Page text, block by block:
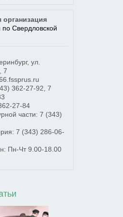
Свердловской
, ул.
7
362-27-92 7
27-84
части: 7 (343)
7 (343) 286-06-
Пн-Чт 9.00-18.00